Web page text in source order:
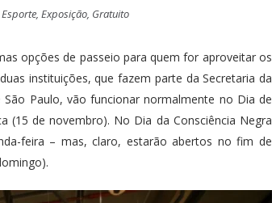
Esporte, Exposição, Gratuito
opções de passeio para quem for aproveitar os
instituições, que fazem parte da Secretaria da
Paulo, vão funcionar normalmente no Dia de
(15 de novembro). No Dia da Consciência Negra
feira – mas, claro, estarão abertos no fim de